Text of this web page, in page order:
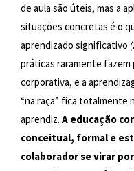
de aula são úteis, mas a
situações concretas é o
aprendizado significativo
práticas raramente fazem
corporativa, e a
“na raça” fica totalmente
aprendiz. A educação
conceitual, formal e
colaborador se virar